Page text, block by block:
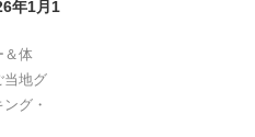
年1月1
＆体
当地グ
グ・